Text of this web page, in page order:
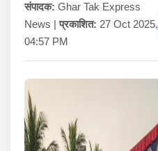
संपादक: Ghar Tak Express
News |प्रकाशित: 27 Oct 2025,
04:57 PM